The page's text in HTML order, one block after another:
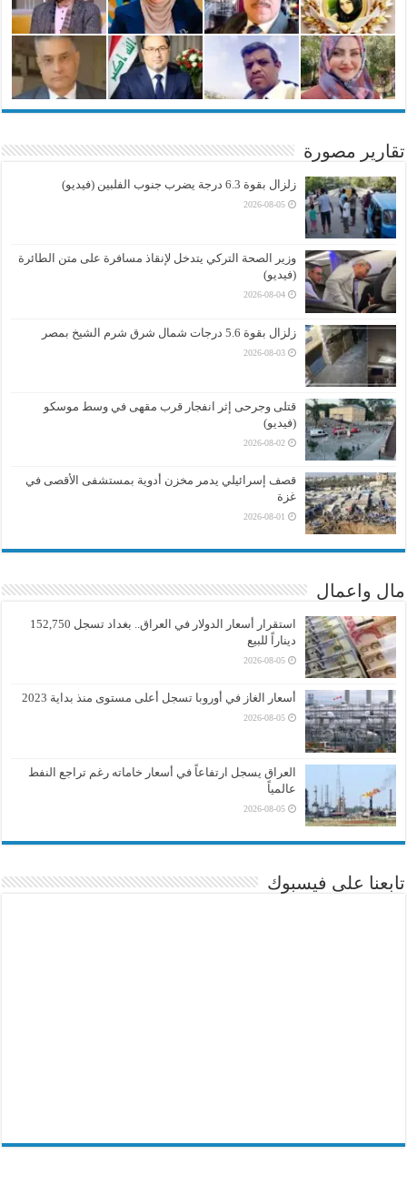
تقارير مصورة
زلزال بقوة 6.3 درجة يضرب جنوب الفلبين (فيديو)
2026-08-05
وزير الصحة التركي يتدخل لإنقاذ مسافرة على متن الطائرة
(فيديو)
2026-08-04
زلزال بقوة 5.6 درجات شمال شرق شرم الشيخ بمصر
2026-08-03
قتلى وجرحى إثر انفجار قرب مقهى في وسط موسكو
(فيديو)
2026-08-02
قصف إسرائيلي يدمر مخزن أدوية بمستشفى الأقصى في
غزة
2026-08-01
مال واعمال
استقرار أسعار الدولار في العراق.. بغداد تسجل 152,750
ديناراً للبيع
2026-08-05
أسعار الغاز في أوروبا تسجل أعلى مستوى منذ بداية 2023
2026-08-05
العراق يسجل ارتفاعاً في أسعار خاماته رغم تراجع النفط
عالمياً
2026-08-05
تابعنا على فيسبوك